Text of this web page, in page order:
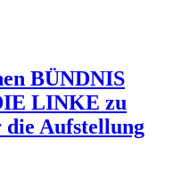
BÜNDNIS
LINKE zu
die Aufstellung